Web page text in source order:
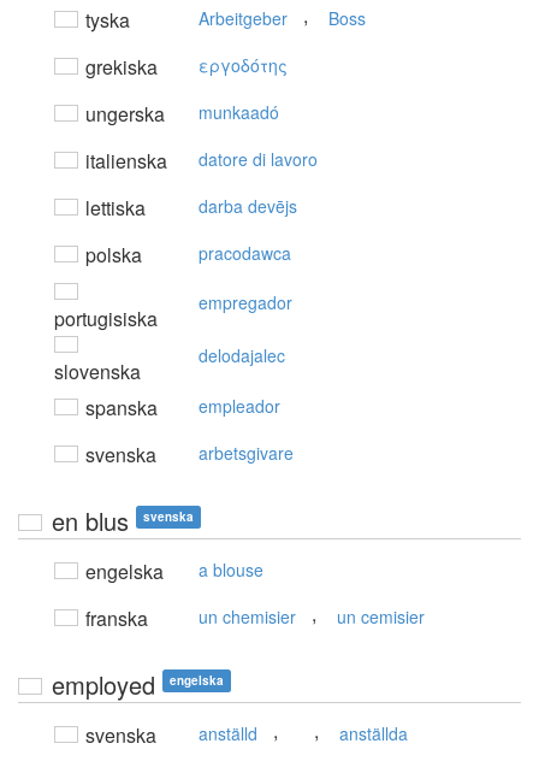
tyska Arbeitgeber , Boss
grekiska εργoδότης
ungerska munkaadó
italienska datore di lavoro
lettiska darba devējs
polska pracodawca
portugisiska
empregador
slovenska
delodajalec
spanska empleador
svenska arbetsgivare
en blus svenska
engelska a blouse
franska un chemisier , un cemisier
employed engelska
svenska anställd , , anställda